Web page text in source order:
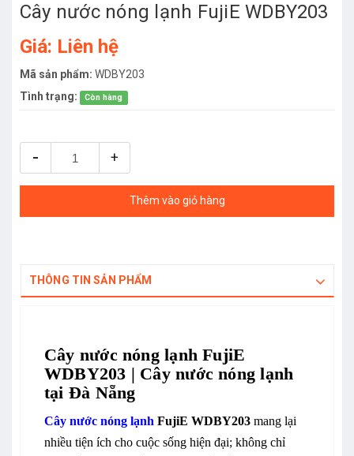
Cây nước nóng lạnh FujiE WDBY203
Giá: Liên hệ
Mã sản phẩm: WDBY203
Tình trạng:
Còn hàng
- +
Thêm vào giỏ hàng
THÔNG TIN SẢN PHẨM
Cây nước nóng lạnh FujiE
WDBY203 | Cây nước nóng lạnh
tại Đà Nẵng
Cây nước nóng lạnh FujiE WDBY203 mang lại
nhiều tiện ích cho cuộc sống hiện đại; không chỉ